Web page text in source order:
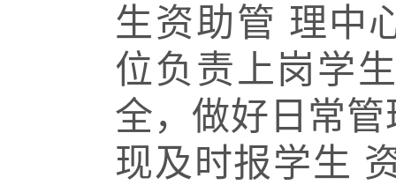
生资助管 理中
位负责上岗学
全，做好日常
现及时报学生